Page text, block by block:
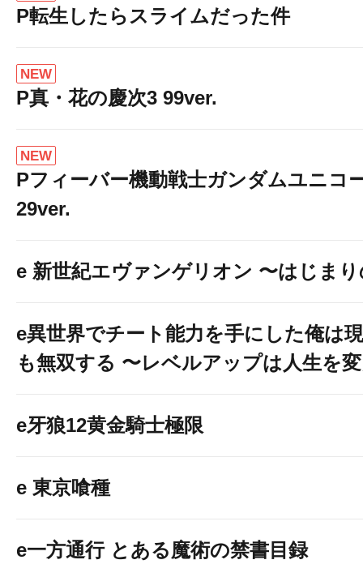
P転生したらスライムだった件
NEW
P真・花の慶次3 99ver.
NEW
Pフィーバー機動戦士ガンダムユニコ
29ver.
e 新世紀エヴァンゲリオン 〜はじま
e異世界でチート能力を手にした俺は
も無双する 〜レベルアップは人生を
e牙狼12黄金騎士極限
e 東京喰種
e一方通行 とある魔術の禁書目録